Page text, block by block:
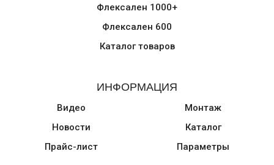
Флексален 1000+
Флексален 600
Каталог товаров
ИНФОРМАЦИЯ
Видео
Новости
Прайс-лист
Монтаж
Каталог
Параметры